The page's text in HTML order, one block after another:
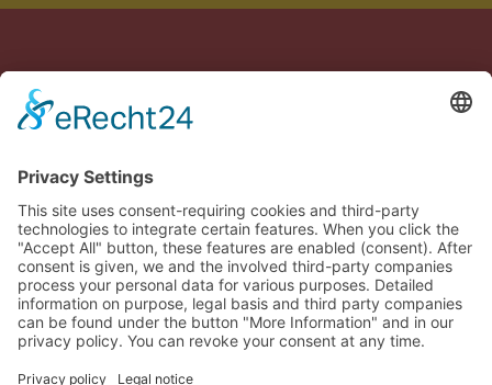
Hecho con cariño en Alemania y España
Aviso legal Política de privacidad
Confirmar tu pedido